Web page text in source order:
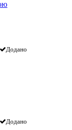
Додано
Додано